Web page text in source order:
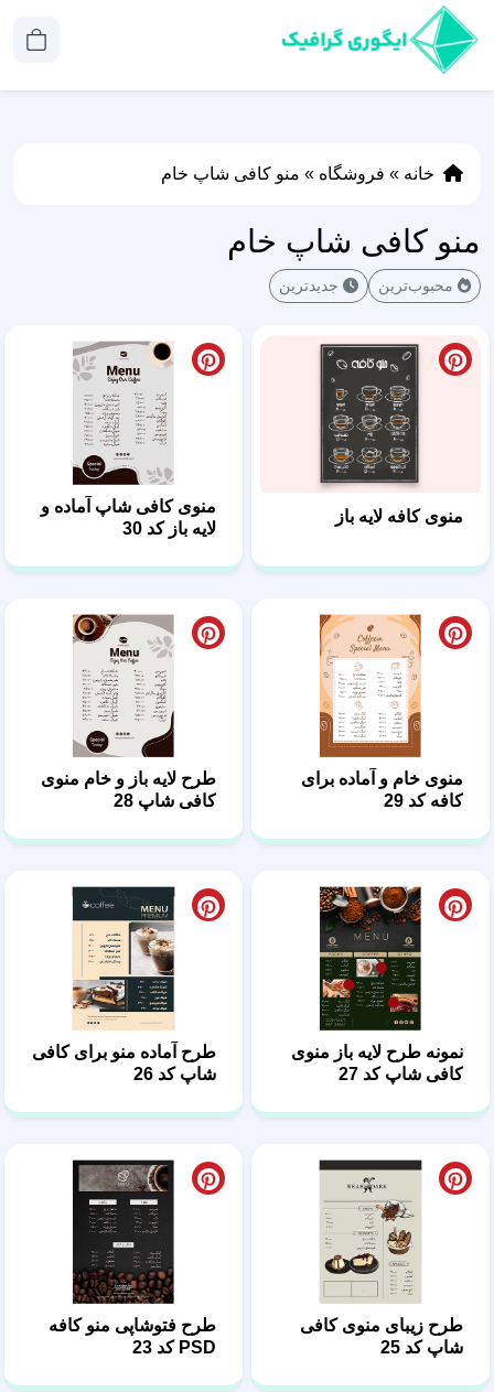
خانه » فروشگاه » منو کافی شاپ خام
منو کافی شاپ خام
محبوب‌ترین جدیدترین
منوی کافه لایه باز
منوی کافی شاپ آماده و
لایه باز کد 30
منوی خام و آماده برای
کافه کد 29
طرح لایه باز و خام منوی
کافی شاپ 28
نمونه طرح لایه باز منوی
کافی شاپ کد 27
طرح آماده منو برای کافی
شاپ کد 26
طرح زیبای منوی کافی
شاپ کد 25
طرح فتوشاپی منو کافه
PSD کد 23